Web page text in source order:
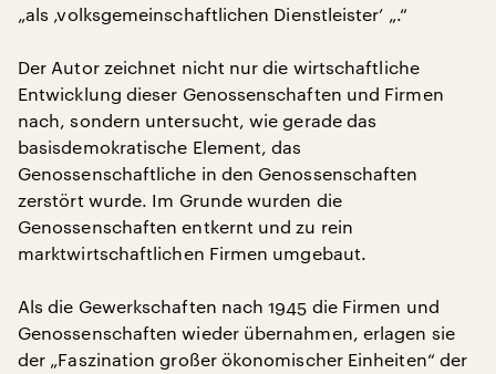
„als ‚volksgemeinschaftlichen Dienstleister’ „.“
Der Autor zeichnet nicht nur die wirtschaftliche
Entwicklung dieser Genossenschaften und Firmen
nach, sondern untersucht, wie gerade das
basisdemokratische Element, das
Genossenschaftliche in den Genossenschaften
zerstört wurde. Im Grunde wurden die
Genossenschaften entkernt und zu rein
marktwirtschaftlichen Firmen umgebaut.
Als die Gewerkschaften nach 1945 die Firmen und
Genossenschaften wieder übernahmen, erlagen sie
der „Faszination großer ökonomischer Einheiten“ der